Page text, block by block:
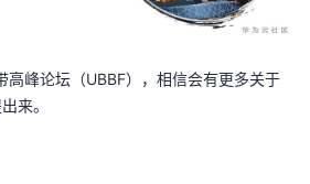
峰论坛（UBBF），相信会有更多关于
来。